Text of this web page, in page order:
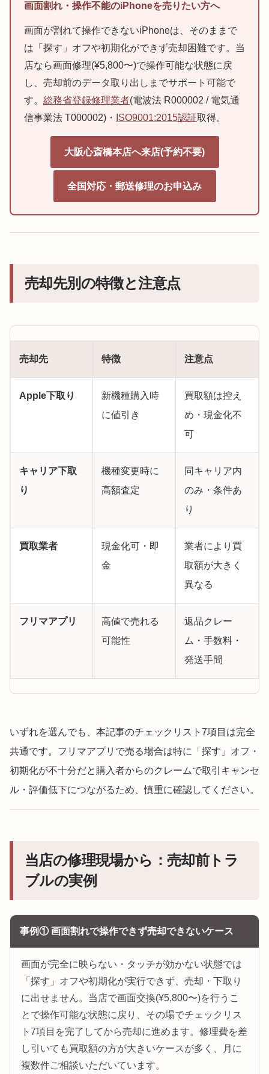
画面割れ・操作不能のiPhoneを売りたい方へ
画面が割れて操作できないiPhoneは、そのままで
は「探す」オフや初期化ができず売却困難です。当
店なら画面修理(¥5,800〜)で操作可能な状態に戻
し、売却前のデータ取り出しまでサポート可能で
す。 総務省登録修理業者(電波法 R000002 / 電気通
信事業法 T000002)・
ISO9001:2015認証取得。
大阪心斎橋本店へ来店(予約不要)
全国対応・郵送修理のお申込み
売却先別の特徴と注意点
売却先 特徴 注意点
Apple下取り
新機種購入時
に値引き
買取額は控え
め・現金化不
可
キャリア下取
り
機種変更時に
高額査定
同キャリア内
のみ・条件あ
り
買取業者
現金化可・即
金
業者により買
取額が大きく
異なる
フリマアプリ
高値で売れる
可能性
返品クレー
ム・手数料・
発送手間
いずれを選んでも、本記事のチェックリスト7項目は完全
共通です。フリマアプリで売る場合は特に「探す」オフ・
初期化が不十分だと購入者からのクレームで取引キャンセ
ル・評価低下につながるため、慎重に確認してください。
当店の修理現場から：売却前トラ
ブルの実例
事例① 画面割れで操作できず売却できないケース
画面が完全に映らない・タッチが効かない状態では
「探す」オフや初期化が実行できず、売却・下取り
に出せません。当店で画面交換(¥5,800〜)を行うこ
とで操作可能な状態に戻り、その場でチェックリス
ト7項目を完了してから売却に進めます。修理費を差
し引いても買取額の方が大きいケースが多く、月に
複数件ご相談いただいています。